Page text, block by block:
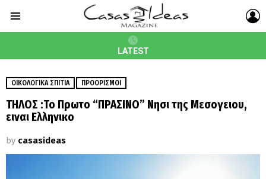
LATEST
ΟΙΚΟΛΟΓΙΚΆ ΣΠΊΤΙΑ ΠΡΟΟΡΙΣΜΟΊ
ΤΗΛΟΣ :Το Πρωτο “ΠΡΑΣΙΝΟ” Νησι της Μεσογειου,
ειναι Ελληνικο
by casasideas